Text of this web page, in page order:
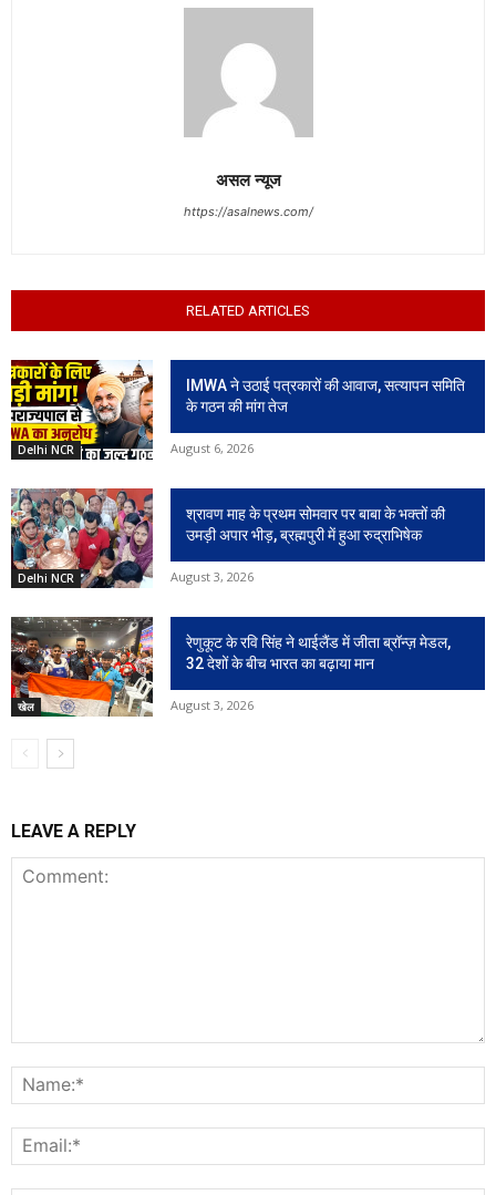
असल न्यूज
https://asalnews.com/
RELATED ARTICLES
Delhi NCR
IMWA ने उठाई पत्रकारों की आवाज, सत्यापन समिति
के गठन की मांग तेज
August 6, 2026
Delhi NCR
श्रावण माह के प्रथम सोमवार पर बाबा के भक्तों की
उमड़ी अपार भीड़, ब्रह्मपुरी में हुआ रुद्राभिषेक
August 3, 2026
खेल
रेणुकूट के रवि सिंह ने थाईलैंड में जीता ब्रॉन्ज़ मेडल,
32 देशों के बीच भारत का बढ़ाया मान
August 3, 2026
LEAVE A REPLY